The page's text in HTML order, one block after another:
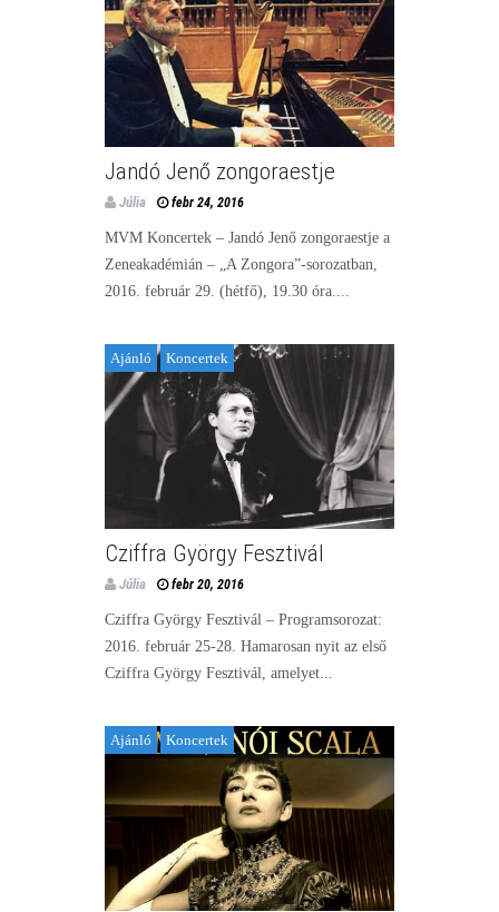
Jandó Jenő zongoraestje
Júlia febr 24, 2016
MVM Koncertek – Jandó Jenő zongoraestje a
Zeneakadémián – „A Zongora”-sorozatban,
2016. február 29. (hétfő), 19.30 óra....
Ajánló Koncertek
Cziffra György Fesztivál
Júlia febr 20, 2016
Cziffra György Fesztivál – Programsorozat:
2016. február 25-28. Hamarosan nyit az első
Cziffra György Fesztivál, amelyet...
Ajánló Koncertek